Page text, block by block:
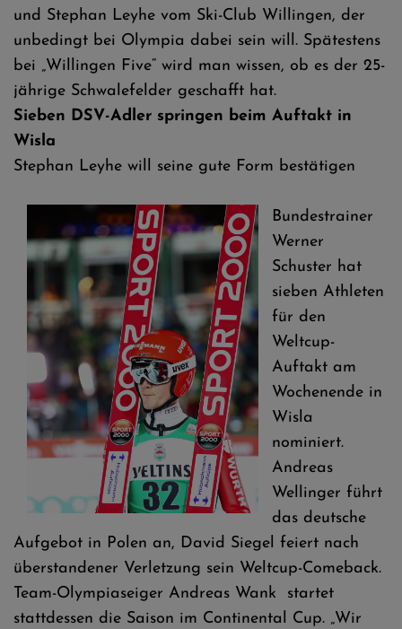
und Stephan Leyhe vom Ski-Club Willingen, der
unbedingt bei Olympia dabei sein will. Spätestens
bei „Willingen Five“ wird man wissen, ob es der 25-
jährige Schwalefelder geschafft hat.
Sieben DSV-Adler springen beim Auftakt in
Wisla
Stephan Leyhe will seine gute Form bestätigen
Bundestrainer
Werner
Schuster hat
sieben Athleten
für den
Weltcup-
Auftakt am
Wochenende in
Wisla
nominiert.
Andreas
Wellinger führt
das deutsche
Aufgebot in Polen an, David Siegel feiert nach
überstandener Verletzung sein Weltcup-Comeback.
Team-Olympiaseiger Andreas Wank startet
stattdessen die Saison im Continental Cup. „Wir